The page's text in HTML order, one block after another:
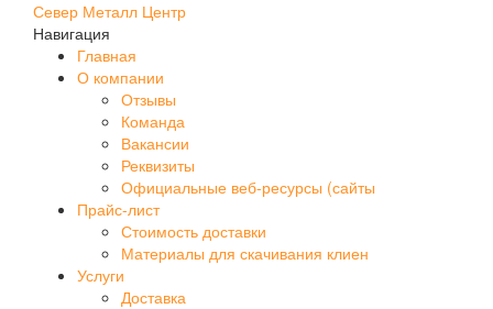
Север Металл Центр
Навигация
Главная
О компании
Отзывы
Команда
Вакансии
Реквизиты
Официальные веб-ресурсы (сайты
Прайс-лист
Стоимость доставки
Материалы для скачивания клиен
Услуги
Доставка